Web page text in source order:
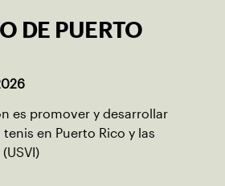
DE PUERTO
es promover y desarrollar
en Puerto Rico y las